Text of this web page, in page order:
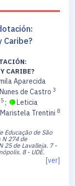
Caribe?
CARIBE?
Aparecida
de Castro 3
5 ;
Leticia
Maristela Trentini 8
Educação de São
N 274 de
25 de Lavalleja. 7 -
8 - UDE.
[ver]